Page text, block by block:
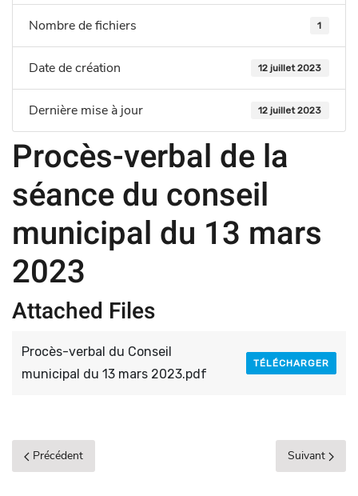
Nombre de fichiers 1
Date de création 12 juillet 2023
Dernière mise à jour 12 juillet 2023
Procès-verbal de la
séance du conseil
municipal du 13 mars
2023
Attached Files
Procès-verbal du Conseil
municipal du 13 mars 2023.pdf
TÉLÉCHARGER
Précédent Suivant